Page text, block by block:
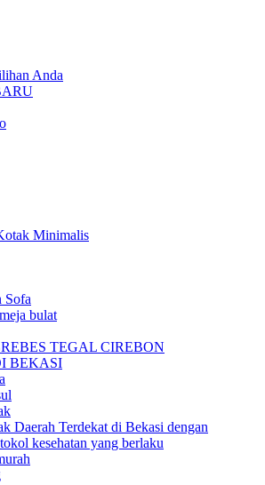
Anda
Minimalis
Sofa
bulat
TEGAL CIREBON
BEKASI
Daerah Terdekat di Bekasi dengan
kesehatan yang berlaku